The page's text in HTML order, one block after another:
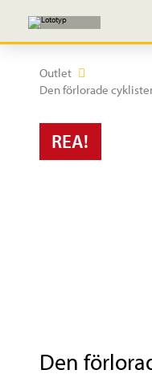
Outlet
Den förlorade
REA!
Den